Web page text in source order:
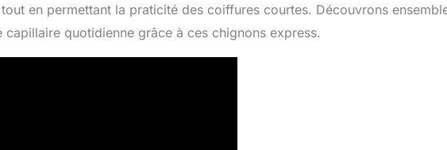
en permettant la praticité des coiffures courtes. Découvrons
quotidienne grâce à ces chignons express.